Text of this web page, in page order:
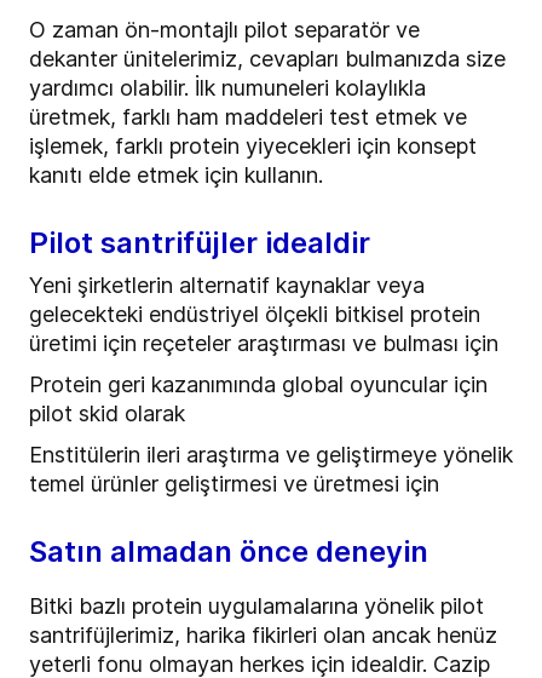
O zaman ön-montajlı pilot separatör ve
dekanter ünitelerimiz, cevapları bulmanızda size
yardımcı olabilir. İlk numuneleri kolaylıkla
üretmek, farklı ham maddeleri test etmek ve
işlemek, farklı protein yiyecekleri için konsept
kanıtı elde etmek için kullanın.
Pilot santrifüjler idealdir
Yeni şirketlerin alternatif kaynaklar veya
gelecekteki endüstriyel ölçekli bitkisel protein
üretimi için reçeteler araştırması ve bulması için
Protein geri kazanımında global oyuncular için
pilot skid olarak
Enstitülerin ileri araştırma ve geliştirmeye yönelik
temel ürünler geliştirmesi ve üretmesi için
Satın almadan önce deneyin
Bitki bazlı protein uygulamalarına yönelik pilot
santrifüjlerimiz, harika fikirleri olan ancak henüz
yeterli fonu olmayan herkes için idealdir. Cazip